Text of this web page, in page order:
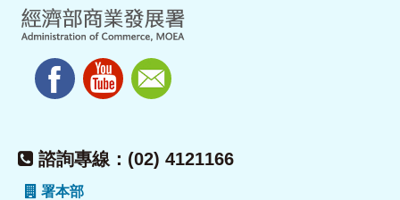
諮詢專線：(02) 4121166
署本部